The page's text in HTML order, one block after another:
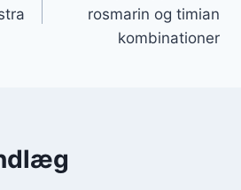
rosmarin og timian
kombinationer